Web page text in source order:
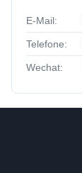
E-Mail:
Telefone:
Wechat: